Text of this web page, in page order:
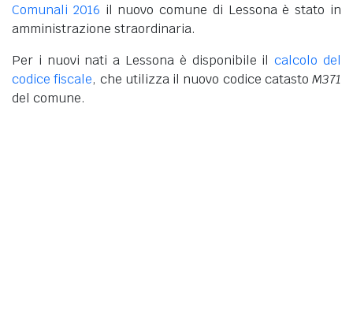
Comunali 2016 il nuovo comune di Lessona è stato in
amministrazione straordinaria.
Per i nuovi nati a Lessona è disponibile ilcalcolo del
codice fiscale, che utilizza il nuovo codice catasto M371
del comune.